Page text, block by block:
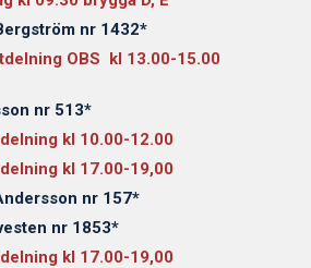
nr 1432*
OBS kl 13.00-15.00
nr 513*
kl 10.00-12.00
kl 17.00-19,00
nr 157*
nr 1853*
kl 17.00-19,00